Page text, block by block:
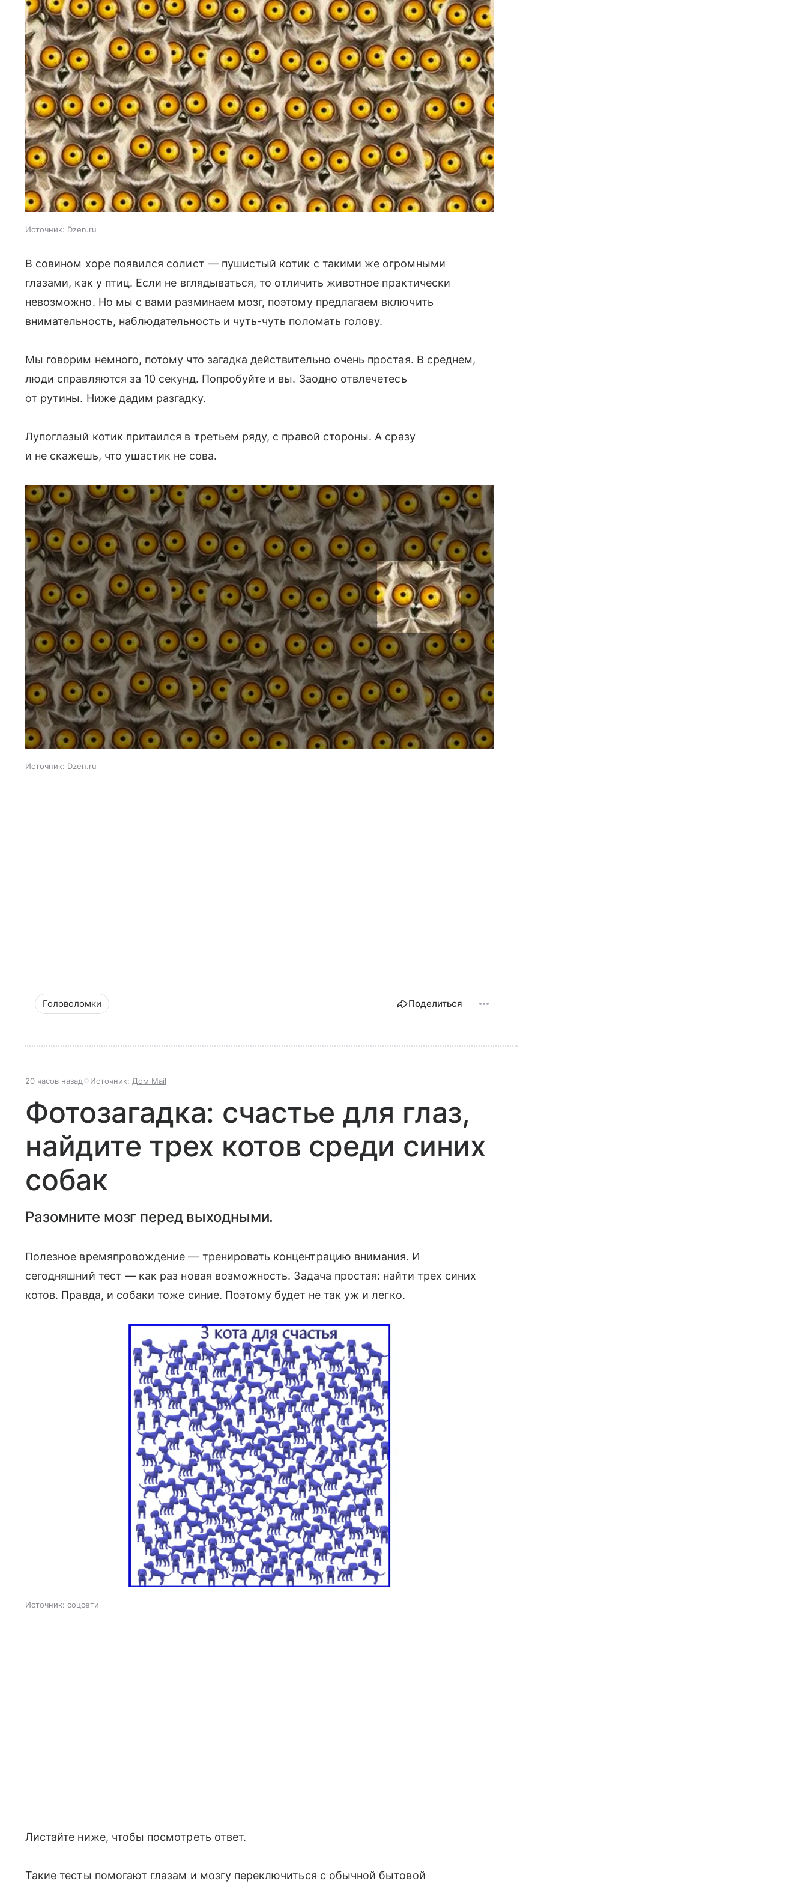
Источник: Dzen.ru
В совином хоре появился солист — пушистый котик с такими же огромными
глазами, как у птиц. Если не вглядываться, то отличить животное практически
невозможно. Но мы с вами разминаем мозг, поэтому предлагаем включить
внимательность, наблюдательность и чуть-чуть поломать голову.
Мы говорим немного, потому что загадка действительно очень простая. В среднем,
люди справляются за 10 секунд. Попробуйте и вы. Заодно отвлечетесь
от рутины. Ниже дадим разгадку.
Лупоглазый котик притаился в третьем ряду, с правой стороны. А сразу
и не скажешь, что ушастик не сова.
Источник: Dzen.ru
Головоломки Поделиться
20 часов назад Источник: Дом Mail
Фотозагадка: счастье для глаз,
найдите трех котов среди синих
собак
Разомните мозг перед выходными.
Полезное времяпровождение — тренировать концентрацию внимания. И
сегодняшний тест — как раз новая возможность. Задача простая: найти трех синих
котов. Правда, и собаки тоже синие. Поэтому будет не так уж и легко.
Источник: соцсети
Листайте ниже, чтобы посмотреть ответ.
Такие тесты помогают глазам и мозгу переключиться с обычной бытовой